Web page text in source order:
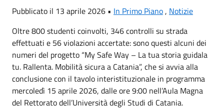
Pubblicato il 13 aprile 2026 • In Primo Piano, Notizie
Oltre 800 studenti coinvolti, 346 controlli su strada
effettuati e 56 violazioni accertate: sono questi alcuni dei
numeri del progetto “My Safe Way – La tua storia guidala
tu. Rallenta. Mobilità sicura a Catania”, che si avvia alla
conclusione con il tavolo interistituzionale in programma
mercoledì 15 aprile 2026, dalle ore 9:00 nell’Aula Magna
del Rettorato dell’Università degli Studi di Catania.